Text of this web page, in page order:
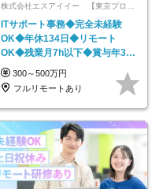
ITサポート事務◆完全未経験
OK◆年休134日◆リモート
OK◆残業月7h以下◆賞与年3回
◆5年目まで必ず昇給
300～500万円
フルリモートあり